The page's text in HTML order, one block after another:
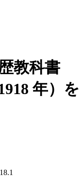
教科書
年）を